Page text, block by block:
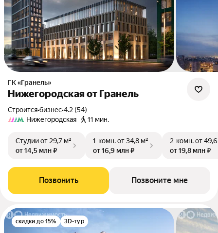
ГК «Гранель»
Нижегородская от Гранель
Строится•бизнес•4.2 (54)
Нижегородская
11 мин.
Студииот 29,7 м²
от 14,5 млн ₽
1-комн.от 34,8 м²
от 16,9 млн ₽
2-комн.от
от 19,8 млн ₽
Позвонить Позвоните мне
скидки до 15% 3D-тур